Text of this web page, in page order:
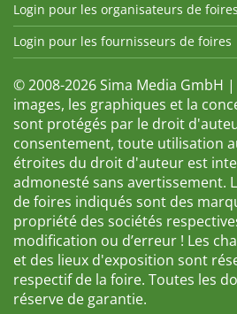
Login pour les organisateurs de foires
Login pour les fournisseurs de foires
© 2008-2026 Sima Media GmbH
images, les graphiques et la
sont protégés par le droit
consentement, toute utilisation
étroites du droit d'auteur est
admonesté sans avertissement.
de foires indiqués sont des
propriété des sociétés
modification ou d’erreur ! Les
et des lieux d'exposition sont
respectif de la foire. Toutes les
réserve de garantie.